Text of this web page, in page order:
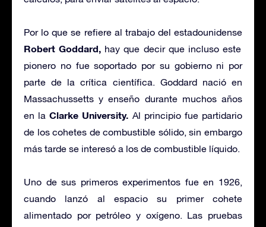
Por lo que se refiere al trabajo del estadounidense
Robert Goddard, hay que decir que incluso este
pionero no fue soportado por su gobierno ni por
parte de la crítica científica. Goddard nació en
Massachussetts y enseño durante muchos años
en laClarke University. Al principio fue partidario
de los cohetes de combustible sólido, sin embargo
más tarde se interesó a los de combustible líquido.
Uno de sus primeros experimentos fue en 1926,
cuando lanzó al espacio su primer cohete
alimentado por petróleo y oxígeno. Las pruebas